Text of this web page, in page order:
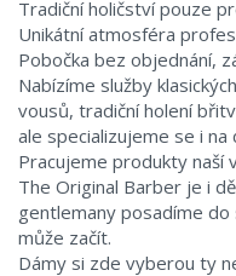
Tradiční holičství pouze
Unikátní atmosféra
Pobočka bez objednání,
Nabízíme služby
vousů, tradiční holení
ale specializujeme se i
Pracujeme produkty naší
The Original Barber je i
gentlemany posadíme do
může začít.
Dámy si zde vyberou ty